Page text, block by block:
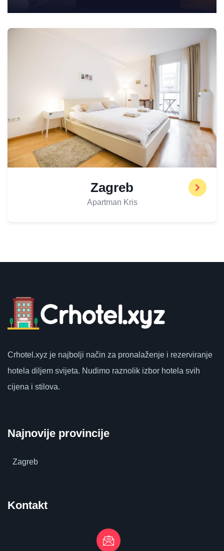
Zagreb
Apartman Kris
Crhotel.xyz je najbolji način za pronalaženje i rezerviranje
hotela diljem svijeta. Nudimo raznolik izbor hotela svih
cijena i stilova.
Najnovije provincije
Zagreb
Kontakt